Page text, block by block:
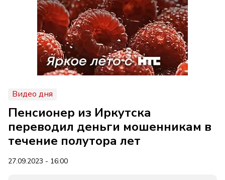
Видео дня
Пенсионер из Иркутска
переводил деньги мошенникам в
течение полутора лет
27.09.2023 - 16:00